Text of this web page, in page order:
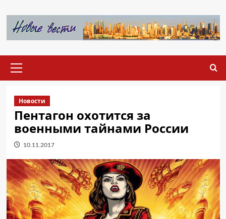
содержимому
меню
Новости
Пентагон охотится за
военными тайнами России
10.11.2017